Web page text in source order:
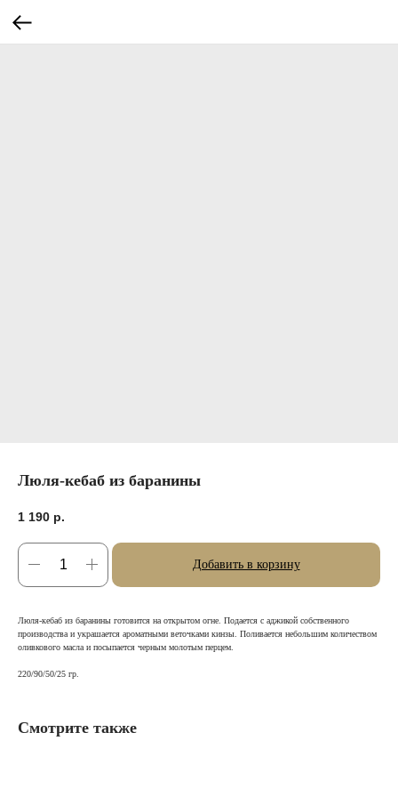
Люля-кебаб из баранины
1 190 р.
Добавить в корзину
Люля-кебаб из баранины готовится на открытом огне. Подается с аджикой собственного
производства и украшается ароматными веточками кинзы. Поливается небольшим количеством
оливкового масла и посыпается черным молотым перцем.
220/90/50/25 гр.
Смотрите также